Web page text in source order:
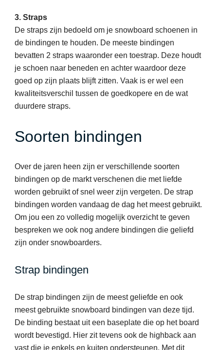
3. Straps
De straps zijn bedoeld om je snowboard schoenen in
de bindingen te houden. De meeste bindingen
bevatten 2 straps waaronder een toestrap. Deze houdt
je schoen naar beneden en achter waardoor deze
goed op zijn plaats blijft zitten. Vaak is er wel een
kwaliteitsverschil tussen de goedkopere en de wat
duurdere straps.
Soorten bindingen
Over de jaren heen zijn er verschillende soorten
bindingen op de markt verschenen die met liefde
worden gebruikt of snel weer zijn vergeten. De strap
bindingen worden vandaag de dag het meest gebruikt.
Om jou een zo volledig mogelijk overzicht te geven
bespreken we ook nog andere bindingen die geliefd
zijn onder snowboarders.
Strap bindingen
De strap bindingen zijn de meest geliefde en ook
meest gebruikte snowboard bindingen van deze tijd.
De binding bestaat uit een baseplate die op het board
wordt bevestigd. Hier zit tevens ook de highback aan
vast die je enkels en kuiten ondersteunen. Met dit